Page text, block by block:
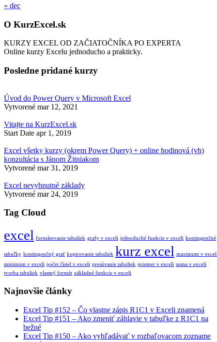
« dec
O KurzExcel.sk
KURZY EXCEL OD ZAČIATOČNÍKA PO EXPERTA
Online kurzy Excelu jednoducho a prakticky.
Posledne pridané kurzy
Úvod do Power Query v Microsoft Excel
Vytvorené mar 12, 2021
Vitajte na KurzExcel.sk
Start Date apr 1, 2019
Excel všetky kurzy (okrem Power Query) + online hodinová (vh)
konzultácia s Jánom Žitniakom
Vytvorené mar 31, 2019
Excel nevyhnutné základy
Vytvorené mar 24, 2019
Tag Cloud
excel formátovanie tabuliek grafy v exceli jednoduché funkcie v exceli kontingenčné
tabuľky kontingenčný graf kopirovanie tabuliek kurz excel maximum v
minimum v exceli počet čísiel v exceli presúvanie tabuliek priemer v exceli suma v exceli
tvorba tabuliek vlastný formát základné funkcie v exceli
Najnovšie články
Excel Tip #152 – Čo vlastne zápis R1C1 v Exceli znamená
Excel Tip #151 – Ako zmeniť záhlavie v tabuľke z R1C1 na
bežné
Excel Tip #150 – Ako vyhľadávať v rozbaľovacom zozname